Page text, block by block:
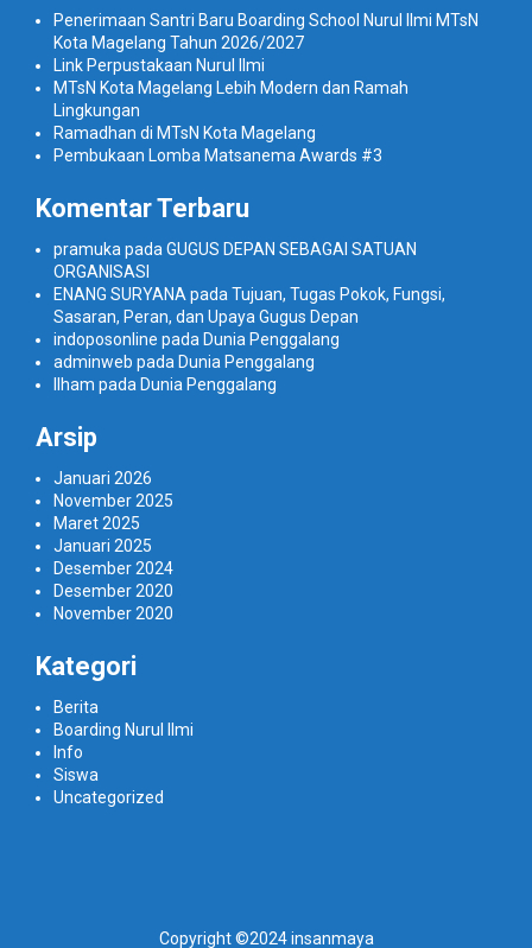
Penerimaan Santri Baru Boarding School Nurul Ilmi MTsN
Kota Magelang Tahun 2026/2027
Link Perpustakaan Nurul Ilmi
MTsN Kota Magelang Lebih Modern dan Ramah
Lingkungan
Ramadhan di MTsN Kota Magelang
Pembukaan Lomba Matsanema Awards #3
Komentar Terbaru
pramuka pada GUGUS DEPAN SEBAGAI SATUAN
ORGANISASI
ENANG SURYANA pada Tujuan, Tugas Pokok, Fungsi,
Sasaran, Peran, dan Upaya Gugus Depan
indoposonline pada Dunia Penggalang
adminweb pada Dunia Penggalang
Ilham pada Dunia Penggalang
Arsip
Januari 2026
November 2025
Maret 2025
Januari 2025
Desember 2024
Desember 2020
November 2020
Kategori
Berita
Boarding Nurul Ilmi
Info
Siswa
Uncategorized
Copyright ©2024 insanmaya